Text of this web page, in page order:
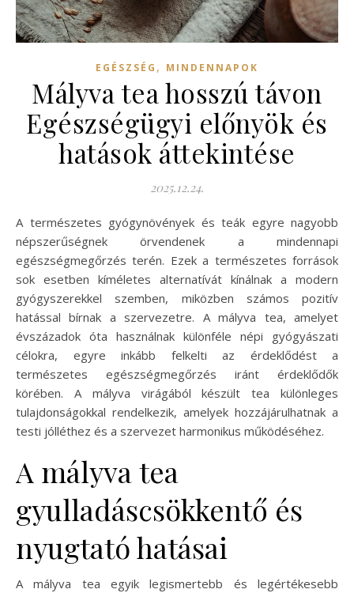
EGÉSZSÉG , MINDENNAPOK
Mályva tea hosszú távon
Egészségügyi előnyök és
hatások áttekintése
2025.12.24.
A természetes gyógynövények és teák egyre nagyobb
népszerűségnek örvendenek a mindennapi
egészségmegőrzés terén. Ezek a természetes források
sok esetben kíméletes alternatívát kínálnak a modern
gyógyszerekkel szemben, miközben számos pozitív
hatással bírnak a szervezetre. A mályva tea, amelyet
évszázadok óta használnak különféle népi gyógyászati
célokra, egyre inkább felkelti az érdeklődést a
természetes egészségmegőrzés iránt érdeklődők
körében. A mályva virágából készült tea különleges
tulajdonságokkal rendelkezik, amelyek hozzájárulhatnak a
testi jólléthez és a szervezet harmonikus működéséhez.
A mályva tea
gyulladáscsökkentő és
nyugtató hatásai
A mályva tea egyik legismertebb és legértékesebb